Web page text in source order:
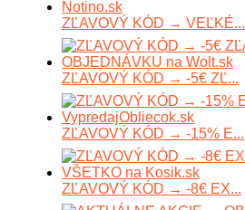
ZĽAVOVÝ KÓD → VEĽKÉ...
ZĽAVOVÝ KÓD → -5€ ZĽ...
ZĽAVOVÝ KÓD → -15% E...
ZĽAVOVÝ KÓD → -8€ EX...